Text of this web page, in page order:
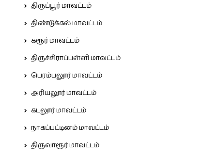
திருப்பூர் மாவட்டம்
திண்டுக்கல் மாவட்டம்
கரூர் மாவட்டம்
திருச்சிராப்பள்ளி மாவட்டம்
பெரம்பலூர் மாவட்டம்
அரியலூர் மாவட்டம்
கடலூர் மாவட்டம்
நாகப்பட்டினம் மாவட்டம்
திருவாரூர் மாவட்டம்